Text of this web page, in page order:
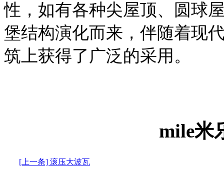
性，如有各种尖屋顶、圆球
堡结构演化而来，伴随着现
筑上获得了广泛的采用。
mile米
[上一条] 滚压大波瓦